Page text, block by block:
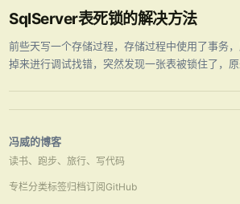
SqlServer表死锁的解决方法
前些天写一个存储过程，存储过程中使用了事务
掉来进行调试找错，突然发现一张表被锁住了，
冯威的博客
读书、跑步、旅行、写代码
专栏分类标签归档订阅GitHub